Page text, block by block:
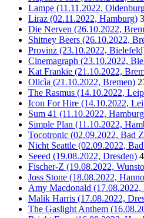
Lampe (11.11.2022,
Liraz (02.11.2022, Hamburg)
Die Nerven (26.10.2022,
Shitney Beers (26.10.2022,
Provinz (23.10.2022,
Cinemagraph (23.10.2022,
Kat Frankie (21.10.2022,
Olicìa (21.10.2022, Bremen)
The Rasmus (14.10.2022,
Icon For Hire (14.10.2022,
Sum 41 (11.10.2022,
Simple Plan (11.10.2022,
Tocotronic (02.09.2022, Bad
Nicht Seattle (02.09.2022,
Seeed (19.08.2022, Dresden)
Fischer-Z (19.08.2022,
Joss Stone (18.08.2022,
Amy Macdonald (17.08.2022,
Malik Harris (17.08.2022,
The Gaslight Anthem